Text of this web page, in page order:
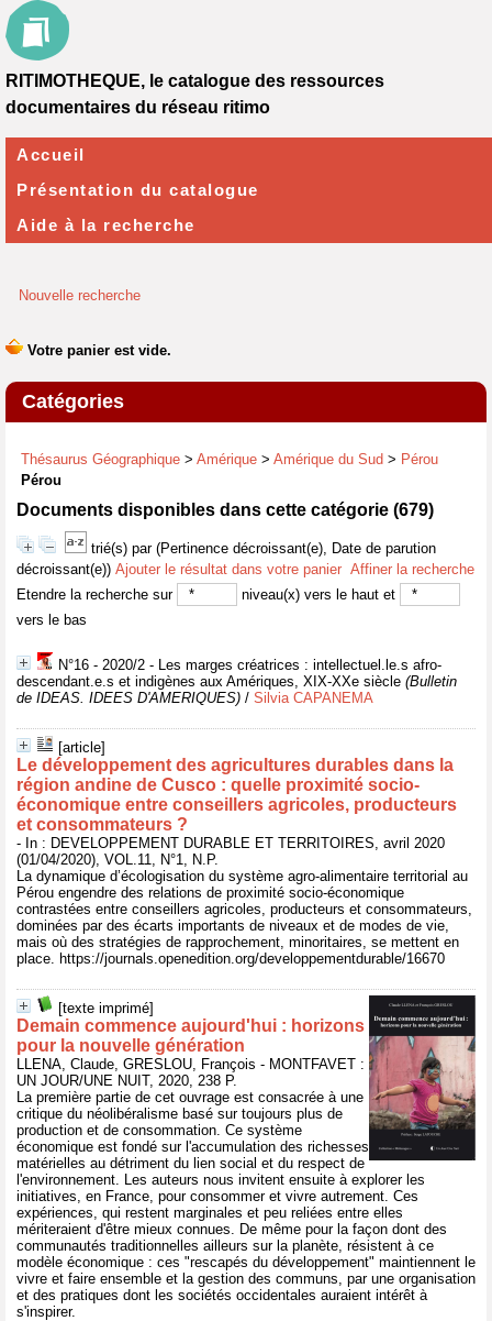
Nouvelle recherche
Catégories
Thésaurus Géographique > Amérique > Amérique du Sud > Pérou
Pérou
Documents disponibles dans cette catégorie (679)
trié(s) par (Pertinence décroissant(e), Date de parution
décroissant(e)) Ajouter le résultat dans votre panier Affiner la recherche
Etendre la recherche sur
niveau(x) vers le haut et
vers le bas
N°16 - 2020/2 - Les marges créatrices : intellectuel.le.s afro-
descendant.e.s et indigènes aux Amériques, XIX-XXe siècle (Bulletin
de IDEAS. IDEES D'AMERIQUES) / Silvia CAPANEMA
[article]
Le développement des agricultures durables dans la
région andine de Cusco : quelle proximité socio-
économique entre conseillers agricoles, producteurs
et consommateurs ?
- In : DEVELOPPEMENT DURABLE ET TERRITOIRES, avril 2020
(01/04/2020), VOL.11, N°1, N.P.
La dynamique d’écologisation du système agro-alimentaire territorial au
Pérou engendre des relations de proximité socio-économique
contrastées entre conseillers agricoles, producteurs et consommateurs,
dominées par des écarts importants de niveaux et de modes de vie,
mais où des stratégies de rapprochement, minoritaires, se mettent en
place. https://journals.openedition.org/developpementdurable/16670
[texte imprimé]
Demain commence aujourd'hui : horizons
pour la nouvelle génération
LLENA, Claude, GRESLOU, François - MONTFAVET :
UN JOUR/UNE NUIT, 2020, 238 P.
La première partie de cet ouvrage est consacrée à une
critique du néolibéralisme basé sur toujours plus de
production et de consommation. Ce système
économique est fondé sur l'accumulation des richesses
matérielles au détriment du lien social et du respect de
l'environnement. Les auteurs nous invitent ensuite à explorer les
initiatives, en France, pour consommer et vivre autrement. Ces
expériences, qui restent marginales et peu reliées entre elles
mériteraient d'être mieux connues. De même pour la façon dont des
communautés traditionnelles ailleurs sur la planète, résistent à ce
modèle économique : ces "rescapés du développement" maintiennent le
vivre et faire ensemble et la gestion des communs, par une organisation
et des pratiques dont les sociétés occidentales auraient intérêt à
s'inspirer.
RITIMOTHEQUE, le catalogue des ressources
documentaires du réseau ritimo
Accueil
Présentation du catalogue
Aide à la recherche